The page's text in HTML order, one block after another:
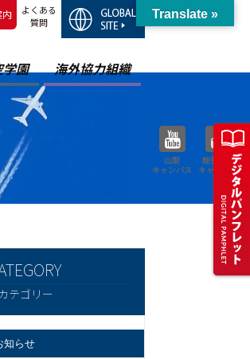
内
よくある
質問
園 海外協力組織
山梨
キャンパス
能登空港
キャンパス
テゴリー
知らせ
Translate »